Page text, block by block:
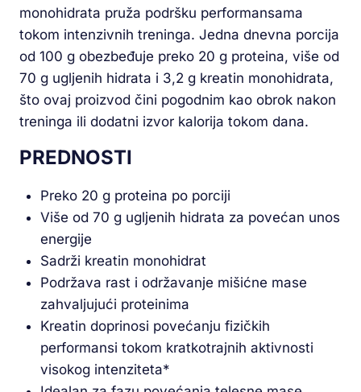
monohidrata pruža podršku performansama
tokom intenzivnih treninga. Jedna dnevna porcija
od 100 g obezbeđuje preko 20 g proteina, više od
70 g ugljenih hidrata i 3,2 g kreatin monohidrata,
što ovaj proizvod čini pogodnim kao obrok nakon
treninga ili dodatni izvor kalorija tokom dana.
PREDNOSTI
Preko 20 g proteina po porciji
Više od 70 g ugljenih hidrata za povećan unos
energije
Sadrži kreatin monohidrat
Podržava rast i održavanje mišićne mase
zahvaljujući proteinima
Kreatin doprinosi povećanju fizičkih
performansi tokom kratkotrajnih aktivnosti
visokog intenziteta*